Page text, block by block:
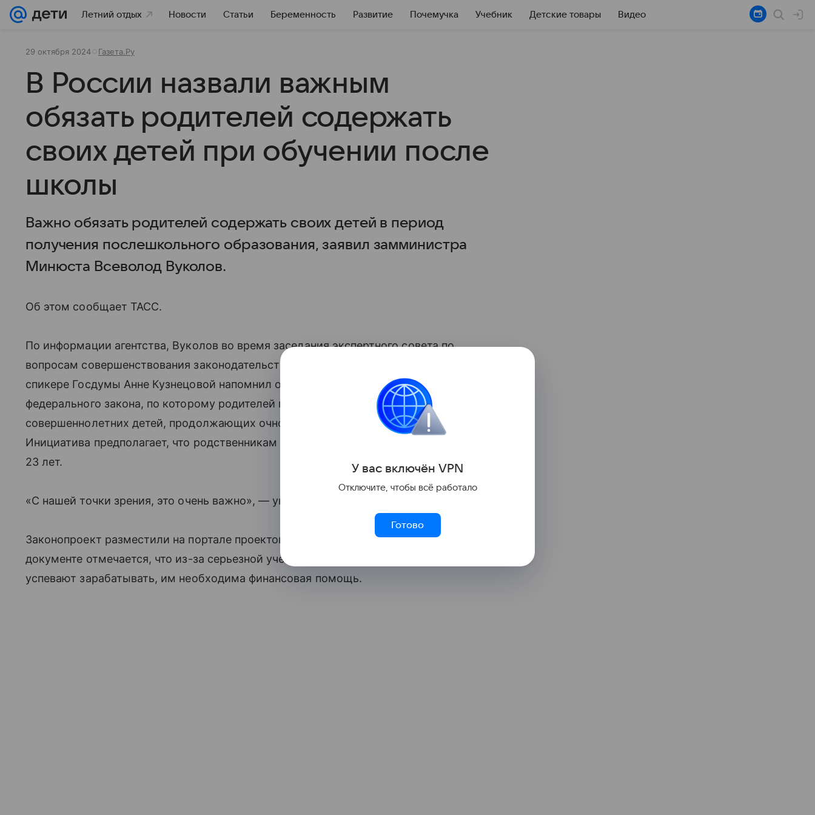
Летний отдых Новости Статьи Беременность Развитие Почемучка Учебник Детские товары Видео
29 октября 2024 Газета.Ру
В России назвали важным
обязать родителей содержать
своих детей при обучении после
школы
Важно обязать родителей содержать своих детей в период
получения послешкольного образования, заявил замминистра
Минюста Всеволод Вуколов.
Об этом сообщает ТАСС.
По информации агентства, Вуколов во время заседания экспертного совета по
вопросам совершенствования законодательства в социальной сфере при вице-
спикере Госдумы Анне Кузнецовой напомнил о подготовленном Минюстом проекте
федерального закона, по которому родителей могут обязать содержать
совершеннолетних детей, продолжающих очное послешкольное обучение.
Инициатива предполагает, что родственникам нужно будет содержать студентов до
23 лет.
«С нашей точки зрения, это очень важно», — указал замминистра.
Законопроект разместили на портале проектов нормативных правовых актов. В
документе отмечается, что из-за серьезной учебной нагрузки юноши и девушки не
успевают зарабатывать, им необходима финансовая помощь.
У вас включён VPN
Отключите, чтобы всё работало
Готово